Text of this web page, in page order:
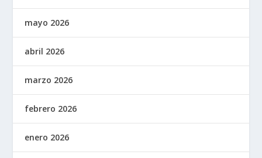
mayo 2026
abril 2026
marzo 2026
febrero 2026
enero 2026